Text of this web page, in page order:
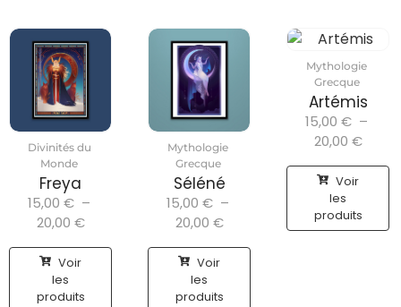
Divinités du
Monde
Freya
15,00 € –
20,00 €
Voir
les
produits
Mythologie
Grecque
Séléné
15,00 € –
20,00 €
Voir
les
produits
Mythologie
Grecque
Artémis
15,00 € –
20,00 €
Voir
les
produits